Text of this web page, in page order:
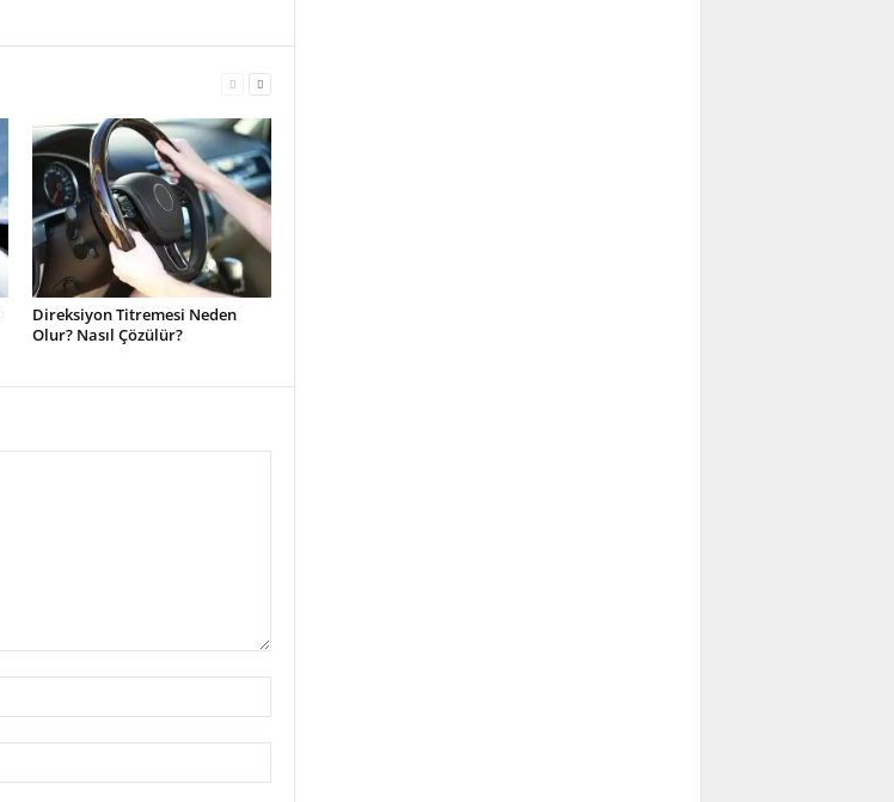
Direksiyon Titremesi Neden
Olur? Nasıl Çözülür?